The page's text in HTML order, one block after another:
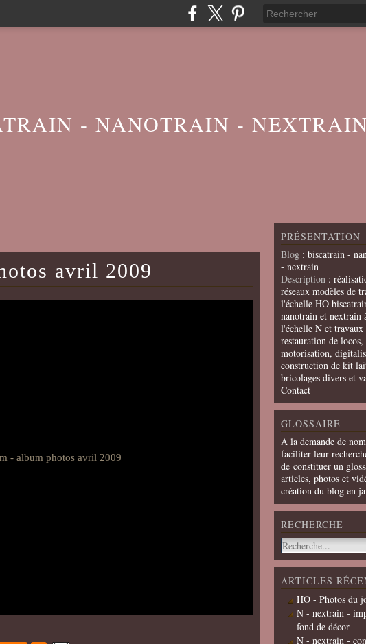
- NANOTRAIN - NEXTRAIN
avril 2009
PRÉSENTATION
Blog : biscatrain -
- nextrain
Description :
réseaux modèles de
l'échelle HO
nanotrain et nextrain
l'échelle N et travaux
restauration de locos,
motorisation,
construction de kit
bricolages divers et
Contact
GLOSSAIRE
A la demande de
faciliter leur
de constituer un
articles, photos et
création du blog en
RECHERCHE
ARTICLES
HO - Photos du
N - nextrain -
fond de décor
N - nextrain -